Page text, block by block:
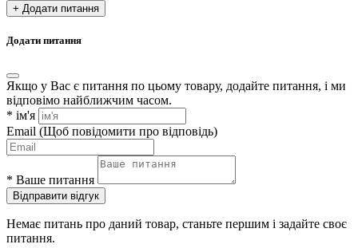
+ Додати питання
Додати питання
Якщо у Вас є питання по цьому товару, додайте питання, і ми
відповімо найближчим часом.
* ім'я
Email (Щоб повідомити про відповідь)
* Ваше питання
Відправити відгук
Немає питань про даний товар, станьте першим і задайте своє
питання.